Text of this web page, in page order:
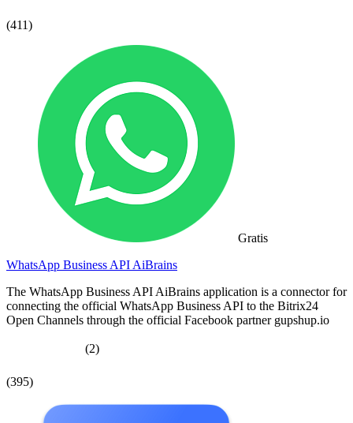
(411)
Gratis
WhatsApp Business API AiBrains
The WhatsApp Business API AiBrains application is a connector for
connecting the official WhatsApp Business API to the Bitrix24
Open Channels through the official Facebook partner gupshup.io
(2)
(395)